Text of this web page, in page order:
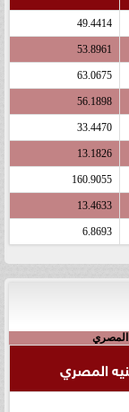
49.4414
53.8961
63.0675
56.1898
33.4470
13.1826
160.9055
13.4633
6.8693
المصري
المصري